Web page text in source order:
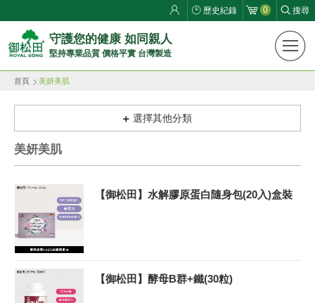
御
松
健
康
生
活
館
ROYAL
SONG
守護您的健康 如同親人
堅持專業品質 價格平實 台灣製造
歷史紀錄 0 搜尋
首頁 美妍美肌
選擇其他分類
美妍美肌
【御松田】水解膠原蛋白隨身包(20入)盒裝
【御松田】酵母B群+鐵(30粒)